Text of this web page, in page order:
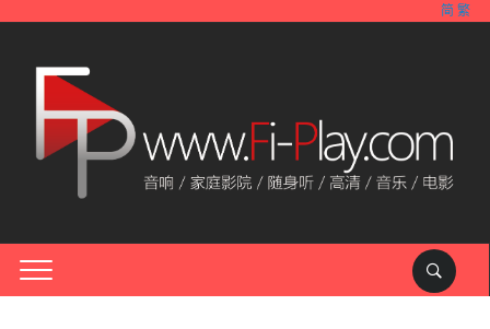
简 繁